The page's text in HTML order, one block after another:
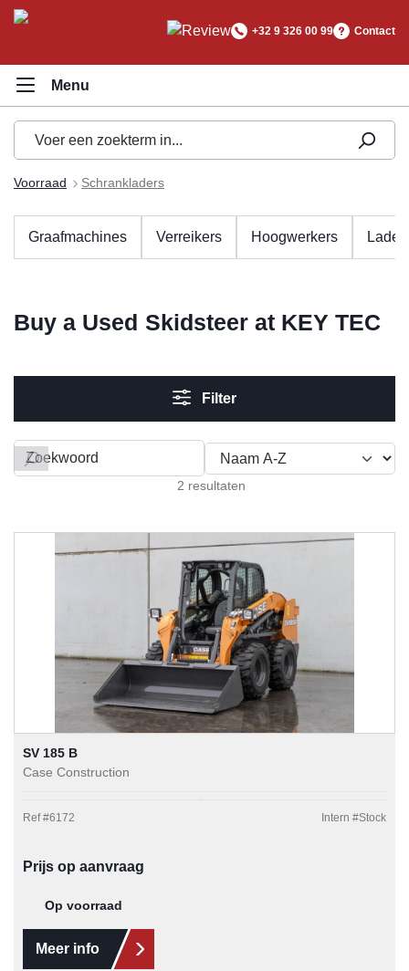
+32 9 326 00 99 Contact
Voorraad Schrankladers
Graafmachines Verreikers Hoogwerkers
Buy a Used Skidsteer at KEY TEC
Filter
2 resultaten
Filteren op
SV 185 B
Case Construction
Ref #6172 Intern #Stock
Prijs op aanvraag
Op voorraad
Meer info